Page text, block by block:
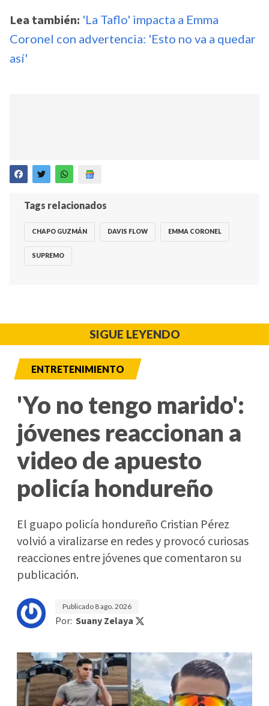
Lea también: 'La Taflo' impacta a Emma
Coronel con advertencia: 'Esto no va a quedar
así'
Tags relacionados
CHAPO GUZMÁN DAVIS FLOW EMMA CORONEL
SUPREMO
SIGUE LEYENDO
ENTRETENIMIENTO
'Yo no tengo marido':
jóvenes reaccionan a
video de apuesto
policía hondureño
El guapo policía hondureño Cristian Pérez
volvió a viralizarse en redes y provocó curiosas
reacciones entre jóvenes que comentaron su
publicación.
Publicado 8 ago. 2026
Por: Suany Zelaya